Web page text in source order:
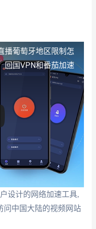
播葡萄牙地区限制怎
回国VPN和番茄加速
设计的网络加速工具,
问中国大陆的视频网站